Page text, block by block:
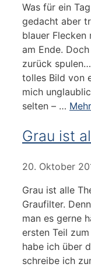
Was für ein
gedacht aber
blauer Flecken
am Ende.
zurück
tolles Bild von
mich
selten – …
Grau ist
20. Oktober
Grau ist alle
Graufilter.
man es gerne
ersten Teil
habe ich über
schreibe ich